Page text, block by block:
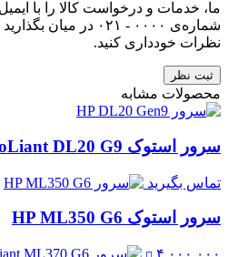
شماره‌ی ۰۰۰۰ - ۰۲۱ در
نظرات خودداری کنید.
ثبت نظر
محصولات مشابه
سرور استوک HPE ProLiant DL20 G9
تماس بگیرید
سرور استوک HP ML350 G6